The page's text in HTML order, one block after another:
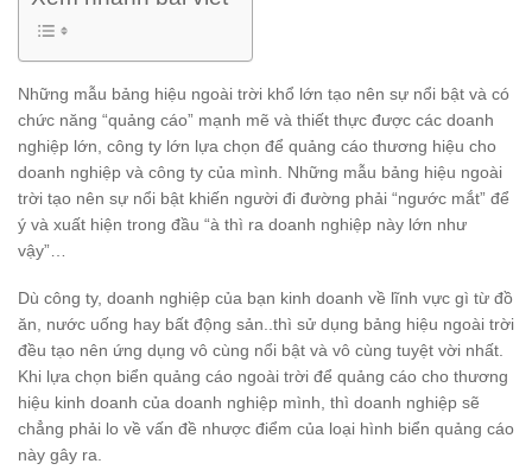
Những mẫu bảng hiệu ngoài trời khổ lớn tạo nên sự nổi bật và có
chức năng “quảng cáo” mạnh mẽ và thiết thực được các doanh
nghiệp lớn, công ty lớn lựa chọn để quảng cáo thương hiệu cho
doanh nghiệp và công ty của mình. Những mẫu bảng hiệu ngoài
trời tạo nên sự nổi bật khiến người đi đường phải “ngước mắt” để
ý và xuất hiện trong đầu “à thì ra doanh nghiệp này lớn như
vậy”…
Dù công ty, doanh nghiệp của bạn kinh doanh về lĩnh vực gì từ đồ
ăn, nước uống hay bất động sản..thì sử dụng bảng hiệu ngoài trời
đều tạo nên ứng dụng vô cùng nổi bật và vô cùng tuyệt vời nhất.
Khi lựa chọn biển quảng cáo ngoài trời để quảng cáo cho thương
hiệu kinh doanh của doanh nghiệp mình, thì doanh nghiệp sẽ
chẳng phải lo về vấn đề nhược điểm của loại hình biển quảng cáo
này gây ra.